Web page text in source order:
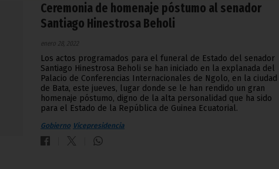
Ceremonia de homenaje póstumo al senador
Santiago Hinestrosa Beholi
enero 28, 2022
Los actos programados para el funeral de Estado del senador
Santiago Hinestrosa Beholi se han iniciado en la explanada del
Palacio de Conferencias Internacionales de Ngolo, en la ciudad
de Bata, este jueves, lugar donde se le han rendido un gran
homenaje póstumo, digno de la alta personalidad que ha sido
para el Estado de la República de Guinea Ecuatorial.
Gobierno Vicepresidencia